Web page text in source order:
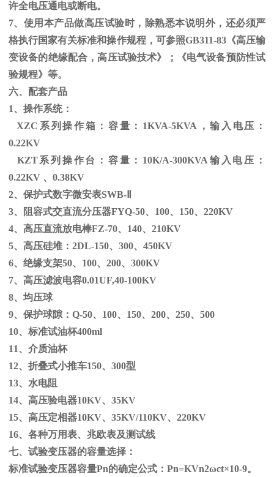
许全电压通电或断电。
7、使用本产品做高压试验时，除熟悉本说明外，还必须严
格执行国家有关标准和操作规程，可参照GB311-83《高压输
变设备的绝缘配合，高压试验技术》；《电气设备预防性试
验规程》等。
六、配套产品
1、操作系统：
XZC系列操作箱：容量： 1KVA-5KVA ，输入电压：
0.22KV
KZT系列操作台：容量： 10K/A-300KVA 输入电压：
0.22KV 、 0.38KV
2、保护式数字微安表SWB-
3、阻容式交直流分压器FYQ-50、 100、 150、 220KV
4、高压直流放电棒FZ-70、 140、 210KV
5、高压硅堆： 2DL-150、 300、 450KV
6、绝缘支架50、 100、 200、 300KV
7、高压滤波电容0.01UF,40-100KV
8、均压球
9、保护球隙： Q-50、 100、 150、 200、 250、 500
10、标准试油杯400ml
11、介质油杯
12、折叠式小推车150、 300型
13、水电阻
14、高压验电器10KV、 35KV
15、高压定相器10KV、 35KV/110KV、 220KV
16、各种万用表、兆欧表及测试线
七、试验变压器的容量选择：
标准试验变压器容量Pn的确定公式： Pn=KVn2ωct×10-9。